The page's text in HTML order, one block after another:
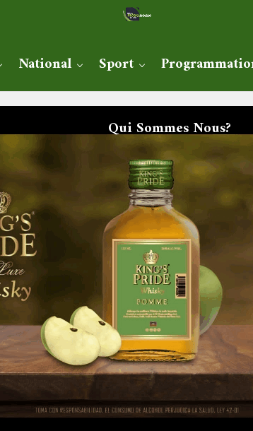
National Sport
Qui Sommes Nous?